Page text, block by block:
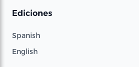
Ediciones
Spanish
English